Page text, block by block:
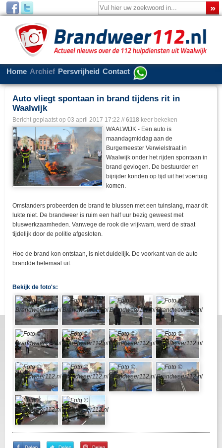
Home Archief Persvrijheid Contact
Auto vliegt spontaan in brand tijdens rit in
Waalwijk
Bericht geplaatst op 03 april 2017 17:22 // 6118 keer bekeken
WAALWIJK - Een auto is
maandagmiddag aan de
Burgemeester Verwielstraat in
Waalwijk onder het rijden spontaan in
brand gevlogen. De bestuurder en
bijrijder konden op tijd uit het voertuig
komen.
Omstanders probeerden de brand te blussen met een tuinslang, maar dit
lukte niet. De brandweer is ruim een half uur bezig geweest met
bluswerkzaamheden. Vanwege de rook die vrijkwam, werd de straat
tijdelijk door de politie afgesloten.
Hoe de brand kon ontstaan, is niet duidelijk. De voorkant van de auto
brandde helemaal uit.
Bekijk de foto's:
Share
Share
Pin